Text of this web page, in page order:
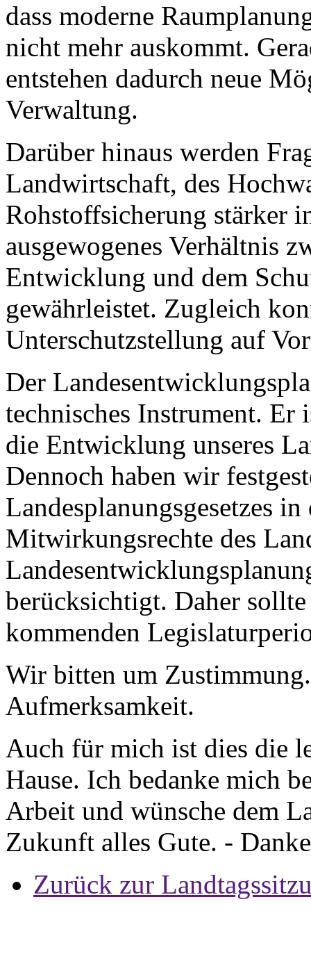
dass moderne
nicht mehr auskommt.
entstehen dadurch neue
Verwaltung.
Darüber hinaus werden
Landwirtschaft, des
Rohstoffsicherung stärker
ausgewogenes Verhältnis
Entwicklung und dem
gewährleistet. Zugleich
Unterschutzstellung auf
Der
technisches Instrument. Er
die Entwicklung unseres
Dennoch haben wir
Landesplanungsgesetzes
Mitwirkungsrechte des
berücksichtigt. Daher
kommenden
Wir bitten um
Aufmerksamkeit.
Auch für mich ist dies die
Hause. Ich bedanke mich
Arbeit und wünsche dem
Zukunft alles Gute. -
Zurück zur